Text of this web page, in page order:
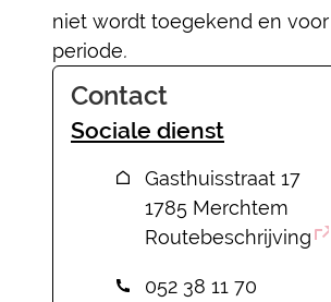
niet wordt toegekend en
periode.
Contact
Sociale dienst
Adres
Gasthuisstraat 17
,1785 Merchtem
Routebeschrijving
052 38 11 70